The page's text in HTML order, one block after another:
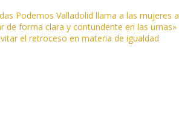
m p
p
ti
r
Podemos Valladolid llama a las mujeres a
de forma clara y contundente en las urnas»
el retroceso en materia de igualdad